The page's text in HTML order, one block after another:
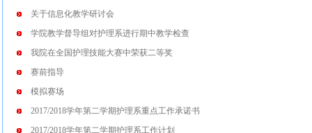
关于信息化教学研讨会
学院教学督导组对护理系进行期中教学检查
我院在全国护理技能大赛中荣获二等奖
赛前指导
模拟赛场
2017/2018学年第二学期护理系重点工作承诺书
2017/2018学年第二学期护理系工作计划